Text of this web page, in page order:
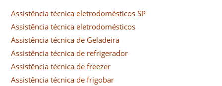
Assistência técnica eletrodomésticos SP
Assistência técnica eletrodomésticos
Assistência técnica de Geladeira
Assistência técnica de refrigerador
Assistência técnica de freezer
Assistência técnica de frigobar